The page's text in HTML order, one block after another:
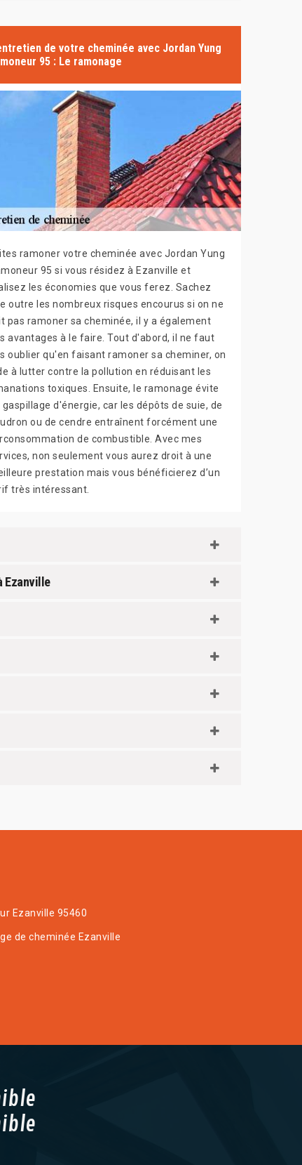
de votre cheminée avec Jordan Yung
95 : Le ramonage
ramoner votre cheminée avec Jordan Yung
95 si vous résidez à Ezanville et
les économies que vous ferez. Sachez
outre les nombreux risques encourus si on ne
pas ramoner sa cheminée, il y a également
avantages à le faire. Tout d'abord, il ne faut
oublier qu'en faisant ramoner sa cheminer, on
à lutter contre la pollution en réduisant les
toxiques. Ensuite, le ramonage évite
gaspillage d'énergie, car les dépôts de suie, de
ou de cendre entraînent forcément une
de combustible. Avec mes
non seulement vous aurez droit à une
prestation mais vous bénéficierez d’un
très intéressant.
Ezanville
Ezanville 95460
de cheminée Ezanville